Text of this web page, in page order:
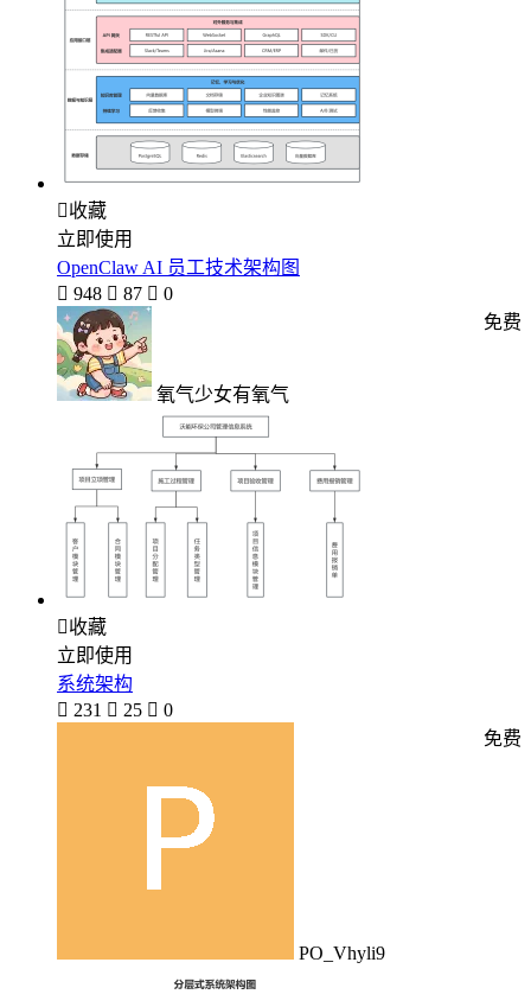
收藏
立即使用
OpenClaw AI 员工技术架构图
 948  87  0
氧气少女有氧气
免费
收藏
立即使用
系统架构
 231  25  0
PO_Vhyli9
免费